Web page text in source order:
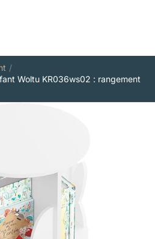
Woltu KR036ws02 : rangement